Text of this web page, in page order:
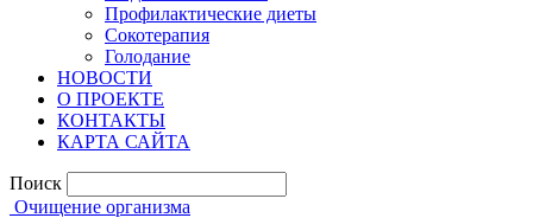
Профилактические диеты
Сокотерапия
Голодание
НОВОСТИ
О ПРОЕКТЕ
КОНТАКТЫ
КАРТА САЙТА
Поиск
Очищение организма